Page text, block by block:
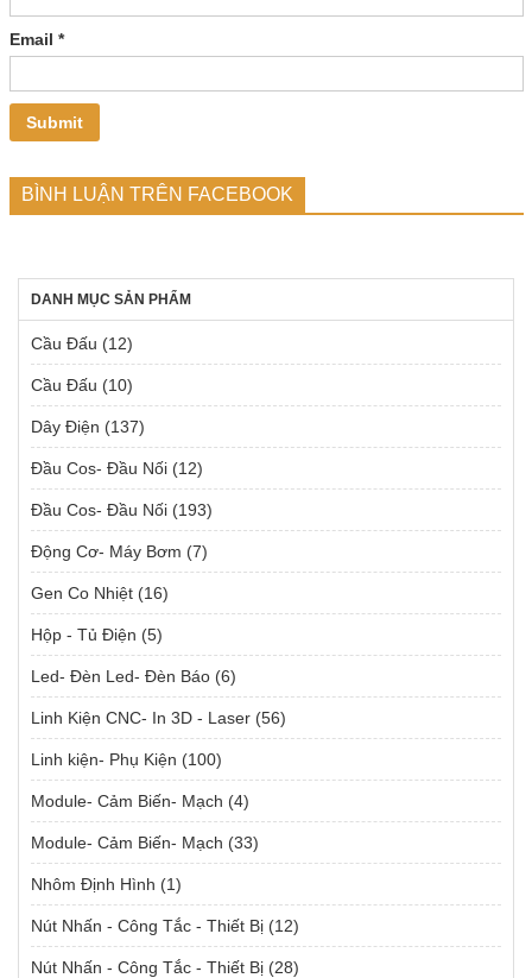
Email *
BÌNH LUẬN TRÊN FACEBOOK
DANH MỤC SẢN PHẨM
Cầu Đấu (12)
Cầu Đấu (10)
Dây Điện (137)
Đầu Cos- Đầu Nối (12)
Đầu Cos- Đầu Nối (193)
Động Cơ- Máy Bơm (7)
Gen Co Nhiệt (16)
Hộp - Tủ Điện (5)
Led- Đèn Led- Đèn Báo (6)
Linh Kiện CNC- In 3D - Laser (56)
Linh kiện- Phụ Kiện (100)
Module- Cảm Biến- Mạch (4)
Module- Cảm Biến- Mạch (33)
Nhôm Định Hình (1)
Nút Nhấn - Công Tắc - Thiết Bị (12)
Nút Nhấn - Công Tắc - Thiết Bị (28)